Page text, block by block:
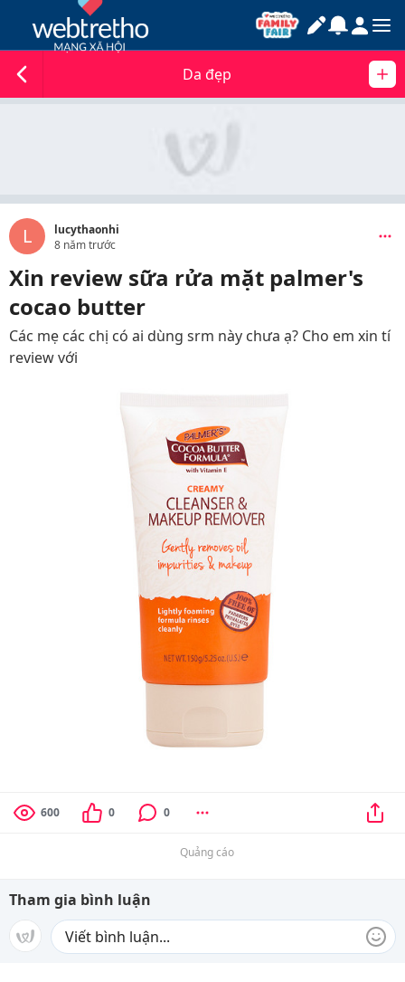
Da đẹp
L
lucythaonhi
8 năm trước
Xin review sữa rửa mặt palmer's
cocao butter
Các mẹ các chị có ai dùng srm này chưa ạ? Cho em xin tí
review với
600 0 0
Quảng cáo
Tham gia bình luận